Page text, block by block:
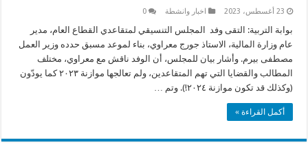
23 أغسطس، 2023 اخبار وانشطة 0
بوابة التربية: التقى وفد المجلس التنسيقي لمتقاعدي القطاع العام، مدير
عام وزارة المالية، الاستاذ جورج معراوي، بناء لموعد مسبق حدده وزير العمل
مصطفى بيرم. وأشار بيان للمجلس، أن الوفد ناقش مع معراوي، مختلف
المطالب والقضايا التي تهم المتقاعدين، ولم تعالجها موازنة ٢٠٢٣ كما يودّون
(وكذلك قد تكون موازنة ٢٠٢٤!). وتم …
أكمل القراءة »